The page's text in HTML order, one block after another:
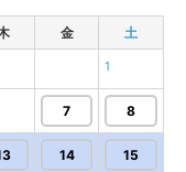
金 土
1
7 8
14 15